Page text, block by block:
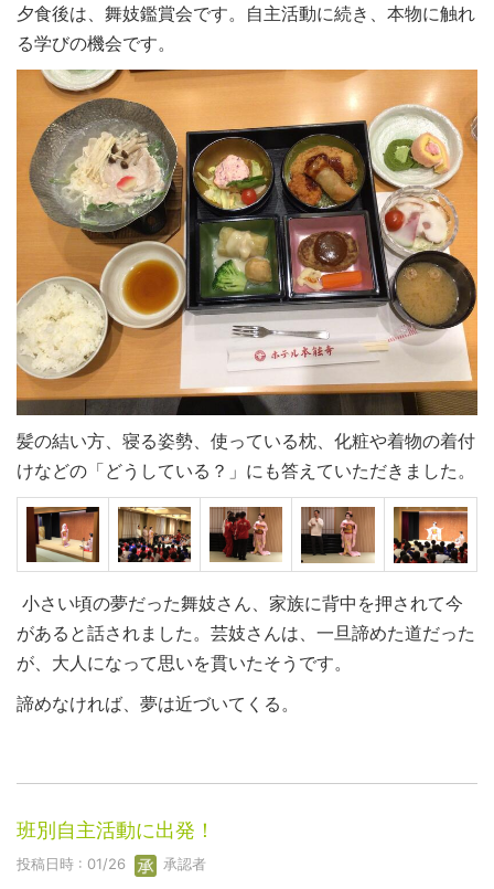
夕食後は、舞妓鑑賞会です。自主活動に続き、本物に触れ
る学びの機会です。
髪の結い方、寝る姿勢、使っている枕、化粧や着物の着付
けなどの「どうしている？」にも答えていただきました。
小さい頃の夢だった舞妓さん、家族に背中を押されて今
があると話されました。芸妓さんは、一旦諦めた道だった
が、大人になって思いを貫いたそうです。
諦めなければ、夢は近づいてくる。
班別自主活動に出発！
投稿日時 : 01/26 承認者